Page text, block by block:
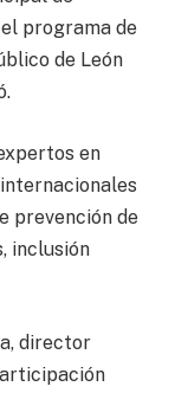
programa de
de León
en
prevención de
inclusión
director